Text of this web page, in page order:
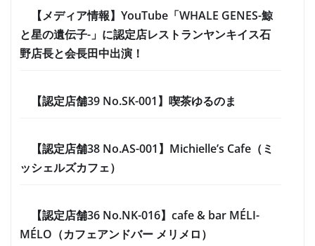
【メディア情報】YouTube「WHALE GENES-鯨
と星の遺伝子-」に認定店レストランヤンキイス石
野店長と会長田中出演！
【認定店舗39 No.SK-001】喫茶ゆるのま
【認定店舗38 No.AS-001】Michielle’s Cafe（ミ
ッシェルズカフェ）
【認定店舗36 No.NK-016】cafe & bar MÉLI-
MÉLO（カフェアンドバー メリメロ）